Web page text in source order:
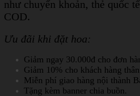
như chuyển khoản, thẻ quốc
COD.
Ưu đãi khi đặt hoa:
Giảm ngay 30.000đ cho đơn
Giảm 10% cho khách hàng
Miễn phí giao hàng nội thành
Tặng kèm banner chia buồn.